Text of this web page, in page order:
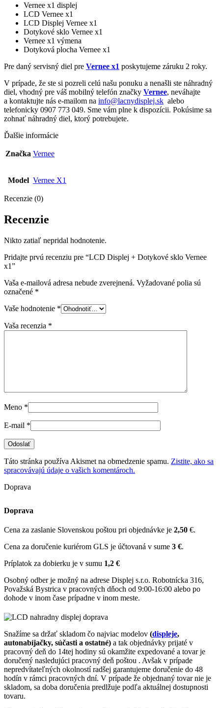
Vernee x1 displej
LCD Vernee x1
LCD Displej Vernee x1
Dotykové sklo Vernee x1
Vernee x1 výmena
Dotyková plocha Vernee x1
Pre daný servisný diel pre Vernee x1 poskytujeme záruku 2 roky.
V prípade, že ste si pozreli celú našu ponuku a nenašli ste náhradný
diel, vhodný pre váš mobilný telefón značky Vernee, neváhajte
a kontaktujte nás e-mailom na info@lacnydisplej.sk alebo
telefonicky 0907 773 049. Sme vám plne k dispozícii. Pokúsime sa
zohnať náhradný diel, ktorý potrebujete.
Ďalšie informácie
Značka Vernee
Model Vernee X1
Recenzie (0)
Recenzie
Nikto zatiaľ nepridal hodnotenie.
Pridajte prvú recenziu pre “LCD Displej + Dotykové sklo Vernee
x1”
Vaša e-mailová adresa nebude zverejnená. Vyžadované polia sú
označené *
Vaše hodnotenie *
Vaša recenzia *
Meno *
E-mail *
Táto stránka používa Akismet na obmedzenie spamu. Zistite, ako sa
spracovávajú údaje o vašich komentároch.
Doprava
Doprava
Cena za zaslanie Slovenskou poštou pri objednávke je 2,50 €.
Cena za doručenie kuriérom GLS je účtovaná v sume 3 €.
Príplatok za dobierku je v sumu 1,2 €
Osobný odber je možný na adrese Displej s.r.o. Robotnícka 316,
Považská Bystrica v pracovných dňoch od 9:00-16:00 alebo po
dohode v inom čase prípadne v inom meste.
Snažíme sa držať skladom čo najviac modelov (displeje,
autonabíjačky, súčasti a ostatné) a tak objednávky prijaté v
pracovný deň do 14tej hodiny sú okamžite expedované a tovar je
doručený nasledujúci pracovný deň poštou . Avšak v prípade
nepredvítateľných okolností radšej garantujeme doručenie do 48
hodín v rámci pracovných dní. V prípade že objednaný tovar nie je
skladom, sa doba doručenia predlžuje podľa aktuálnej dostupnosti
tovaru.